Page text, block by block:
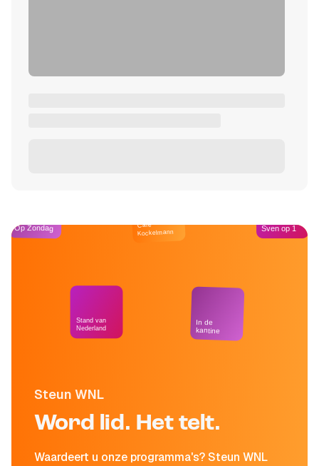
Steun WNL
Word lid. Het telt.
Waardeert u onze programma's? Steun WNL
Op Zondag
Stand van
Nederland
Café
Kockelmann
In de
kantine
Sven op 1